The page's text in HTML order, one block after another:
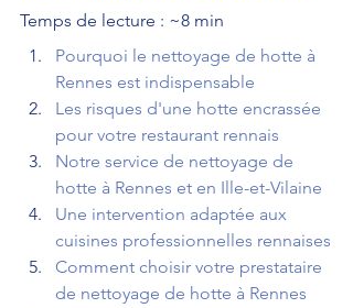
Temps de lecture : ~8 min
Pourquoi le nettoyage de hotte à
Rennes est indispensable
Les risques d'une hotte encrassée
pour votre restaurant rennais
Notre service de nettoyage de
hotte à Rennes et en Ille-et-Vilaine
Une intervention adaptée aux
cuisines professionnelles rennaises
Comment choisir votre prestataire
de nettoyage de hotte à Rennes